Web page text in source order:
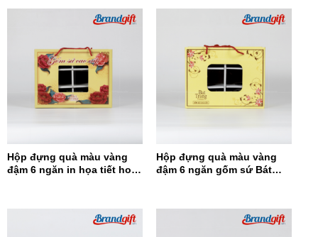
Hộp đựng quà màu vàng
đậm 6 ngăn in họa tiết hoa
Hộp đựng quà màu vàng
đậm 6 ngăn gốm sứ Bát